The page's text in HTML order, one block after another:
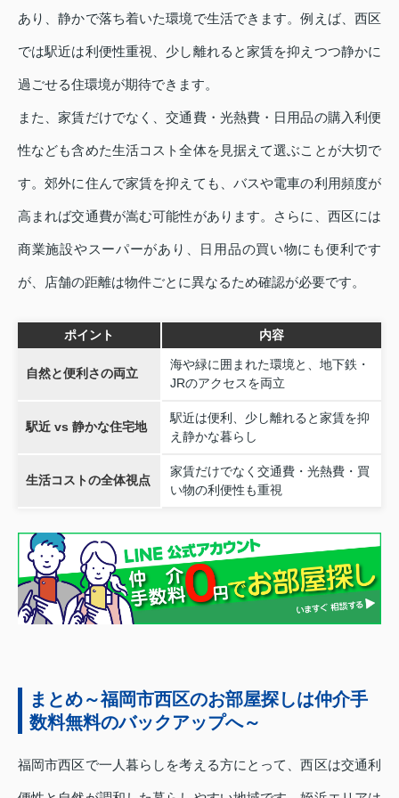
あり、静かで落ち着いた環境で生活できます。例えば、西区
では駅近は利便性重視、少し離れると家賃を抑えつつ静かに
過ごせる住環境が期待できます。
また、家賃だけでなく、交通費・光熱費・日用品の購入利便
性なども含めた生活コスト全体を見据えて選ぶことが大切で
す。郊外に住んで家賃を抑えても、バスや電車の利用頻度が
高まれば交通費が嵩む可能性があります。さらに、西区には
商業施設やスーパーがあり、日用品の買い物にも便利です
が、店舗の距離は物件ごとに異なるため確認が必要です。
ポイント 内容
自然と便利さの両立
海や緑に囲まれた環境と、地下鉄・
JRのアクセスを両立
駅近 vs 静かな住宅地
駅近は便利、少し離れると家賃を抑
え静かな暮らし
生活コストの全体視点
家賃だけでなく交通費・光熱費・買
い物の利便性も重視
まとめ～福岡市西区のお部屋探しは仲介手
数料無料のバックアップへ～
福岡市西区で一人暮らしを考える方にとって、西区は交通利